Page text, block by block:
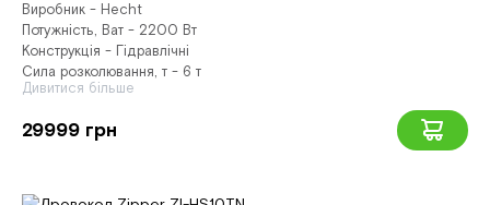
Виробник - Hecht
Потужність, Ват - 2200 Вт
Конструкція - Гідравлічні
Сила розколювання, т - 6 т
Дивитися більше
29999 грн